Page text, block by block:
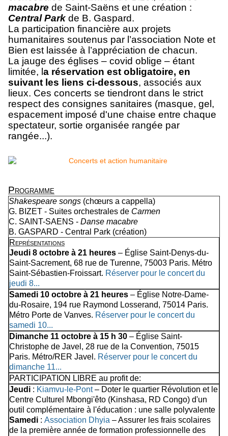
macabre de Saint-Saëns et une création :
Central Park de B. Gaspard.
La participation financière aux projets
humanitaires soutenus par l’association Note et
Bien est laissée à l’appréciation de chacun.
La jauge des églises – covid oblige – étant
limitée, l a réservation est obligatoire, en
suivant les liens ci-dessous, associés aux
lieux. Ces concerts se tiendront dans le strict
respect des consignes sanitaires (masque, gel,
espacement imposé d'une chaise entre chaque
spectateur, sortie organisée rangée par
rangée...).
Programme
Shakespeare songs (chœurs a cappella)
G. BIZET - Suites orchestrales de Carmen
C. SAINT-SAENS - Danse macabre
B. GASPARD - Central Park (création)
Représentations
Jeudi 8 octobre à 21 heures – Église Saint-Denys-du-
Saint-Sacrement, 68 rue de Turenne, 75003 Paris. Métro
Saint-Sébastien-Froissart. Réserver pour le concert du
jeudi 8...
Samedi 10 octobre à 21 heures – Église Notre-Dame-
du-Rosaire, 194 rue Raymond Losserand, 75014 Paris.
Métro Porte de Vanves. Réserver pour le concert du
samedi 10...
Dimanche 11 octobre à 15 h 30 – Église Saint-
Christophe de Javel, 28 rue de la Convention, 75015
Paris. Métro/RER Javel. Réserver pour le concert du
dimanche 11...
PARTICIPATION LIBRE au profit de:
Jeudi : Kiamvu-le-Pont– Doter le quartier Révolution et le
Centre Culturel Mbongi'êto (Kinshasa, RD Congo) d'un
outil complémentaire à l'éducation : une salle polyvalente
Samedi : Association Dhyia – Assurer les frais scolaires
de la première année de formation professionnelle des